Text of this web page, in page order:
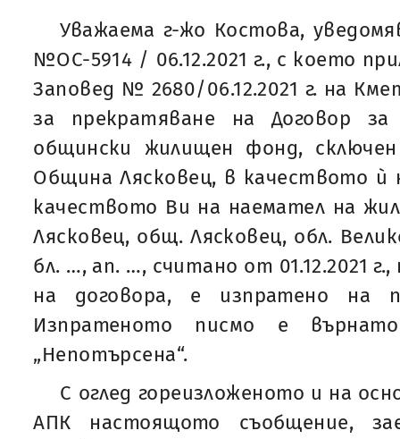
Уважаема г-жо Костова,
№ОС-5914 / 06.12.2021 г., с което
Заповед № 2680/06.12.2021 г. на
за прекратяване на Договор
общински жилищен фонд, сключен
Община Лясковец, в качеството ѝ
качеството Ви на наемател на
Лясковец, общ. Лясковец, обл.
бл. …, ап. …, считано от 01.12.2021
на договора, е изпратено на
Изпратеното писмо е
„Непотърсена“.
С оглед гореизложеното и на
АПК настоящото съобщение,